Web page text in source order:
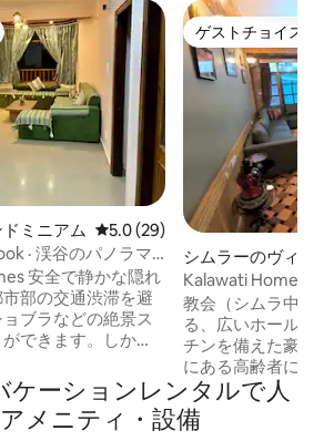
スです。
ミニアム レビュー29件、5つ星中5.0つ
5.0 (29)
· 渓谷のパノラマ
隠れ
部の交通渋滞を避
ブラなどの絶景ス
できます。しか
Fi（バックアップ電
ン • 55インチ
ゲストチョイス
ゲストチョイス
シムラーのヴィラ
Kalawati Homes
豪華なドライブイ
教会（シムラ中心
る、広いホール、
チンを備えた豪華な家全
にある高齢者にも
宿泊施設で、玄関
場があります。
場所まで徒歩圏内！ 暖房付きのお部
ケーションレンタルで人
メニティ・設備